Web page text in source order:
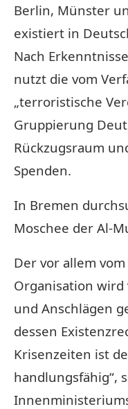
Berlin, Münster
existiert in
Nach
nutzt die vom
„terroristische
Gruppierung
Rückzugsraum
Spenden.
In Bremen
Moschee der Al-
Der vor allem
Organisation
und Anschlägen
dessen
Krisenzeiten ist
handlungsfähig“,